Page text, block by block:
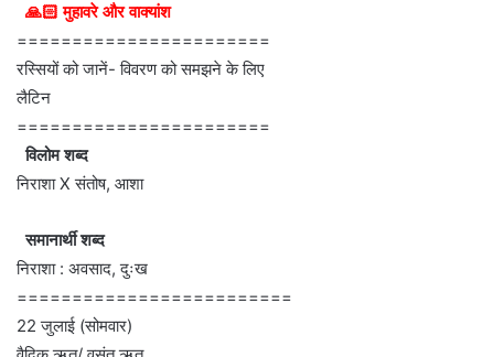
🙏🏻 मुहावरे और वाक्यांश
=======================
रस्सियों को जानें- विवरण को समझने के लिए
लैटिन
=======================
विलोम शब्द
निराशा X संतोष, आशा
समानार्थी शब्द
निराशा : अवसाद, दुःख
=========================
22 जुलाई (सोमवार)